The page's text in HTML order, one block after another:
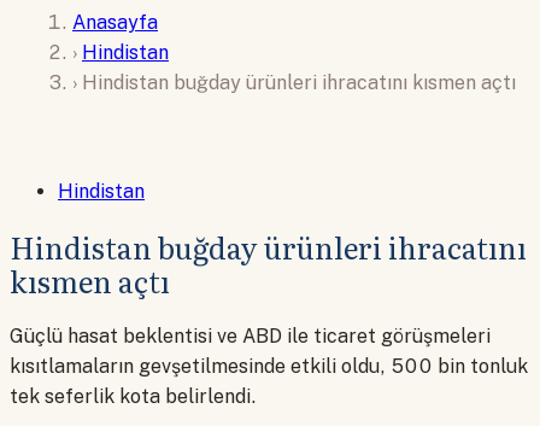
Anasayfa
› Hindistan
› Hindistan buğday ürünleri ihracatını kısmen açtı
Hindistan
Hindistan buğday ürünleri ihracatını
kısmen açtı
Güçlü hasat beklentisi ve ABD ile ticaret görüşmeleri
kısıtlamaların gevşetilmesinde etkili oldu, 500 bin tonluk
tek seferlik kota belirlendi.